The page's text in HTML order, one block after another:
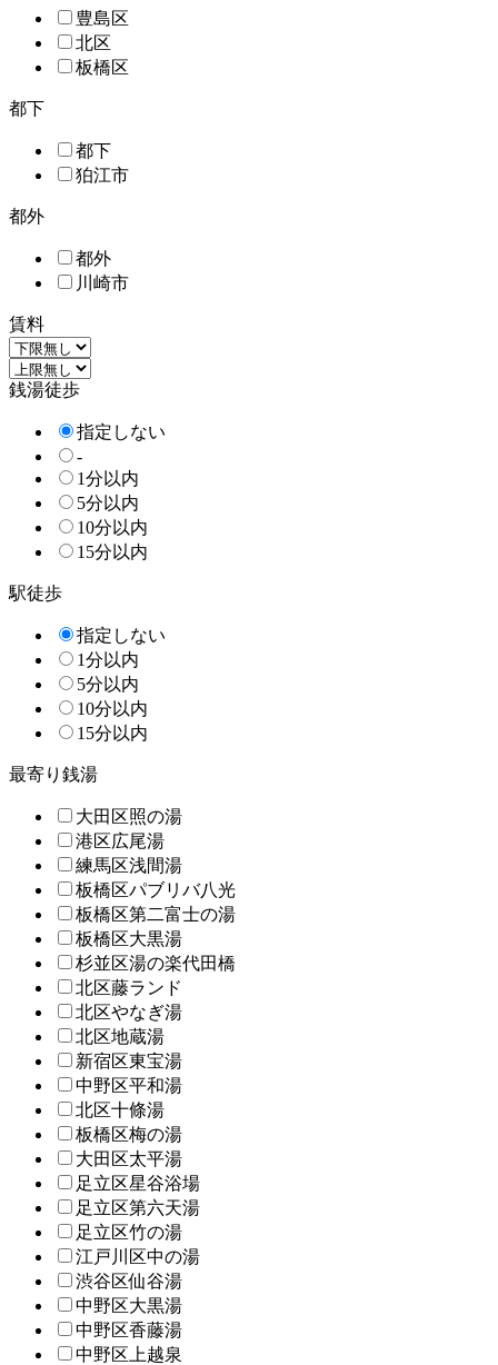
豊島区
北区
板橋区
都下
都下
狛江市
都外
都外
川崎市
賃料
銭湯徒歩
指定しない
-
1分以内
5分以内
10分以内
15分以内
駅徒歩
指定しない
1分以内
5分以内
10分以内
15分以内
最寄り銭湯
大田区照の湯
港区広尾湯
練馬区浅間湯
板橋区パブリバ八光
板橋区第二富士の湯
板橋区大黒湯
杉並区湯の楽代田橋
北区藤ランド
北区やなぎ湯
北区地蔵湯
新宿区東宝湯
中野区平和湯
北区十條湯
板橋区梅の湯
大田区太平湯
足立区星谷浴場
足立区第六天湯
足立区竹の湯
江戸川区中の湯
渋谷区仙谷湯
中野区大黒湯
中野区香藤湯
中野区上越泉